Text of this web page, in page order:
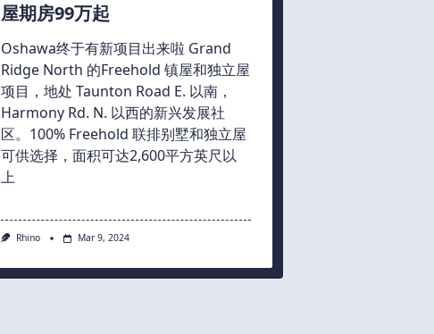
屋期房99万起
Oshawa终于有新项目出来啦 Grand
Ridge North 的Freehold 镇屋和独立屋
项目，地处 Taunton Road E. 以南，
Harmony Rd. N. 以西的新兴发展社
区。100% Freehold 联排别墅和独立屋
可供选择，面积可达2,600平方英尺以
上
Rhino Mar 9, 2024